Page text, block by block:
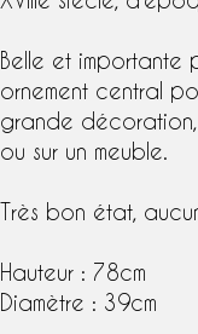
Belle et importante
ornement central
grande décoration,
ou sur un meuble.
Très bon état,
Hauteur : 78cm
Diamètre : 39cm